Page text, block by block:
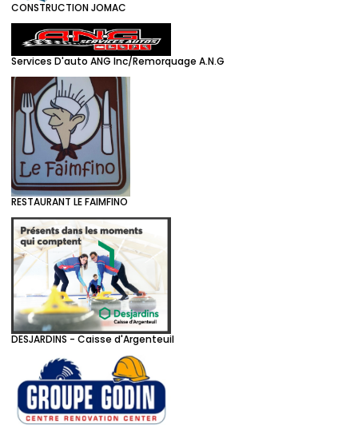
CONSTRUCTION JOMAC
Services D'auto ANG Inc/Remorquage A.N.G
RESTAURANT LE FAIMFINO
DESJARDINS - Caisse d'Argenteuil